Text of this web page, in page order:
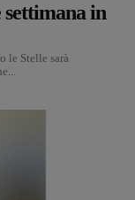
settimana in
le Stelle sarà